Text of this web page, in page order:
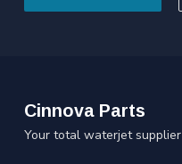
Cinnova Parts
Your total waterjet supplier